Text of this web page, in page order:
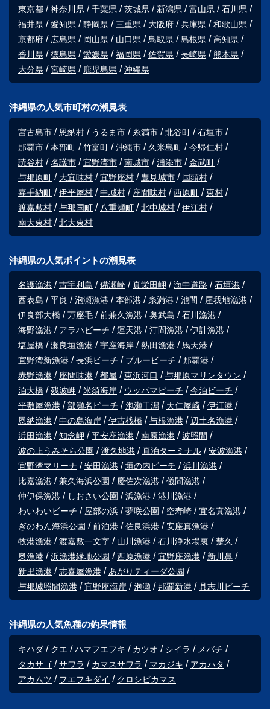
東京都
神奈川県 千葉県 茨城県 新潟県 富山県
石川県
福井県
愛知県 静岡県 三重県 大阪府 兵庫県
和歌山県
京都府
広島県 岡山県 山口県 鳥取県 島根県
高知県
香川県
徳島県 愛媛県 福岡県 佐賀県 長崎県
熊本県
大分県
宮崎県 鹿児島県 沖縄県
沖縄県の人気市町村の潮見表
宮古島市 恩納村 うるま市 糸満市 北谷町
石垣市
那覇市
本部町 竹富町 沖縄市 久米島町
今帰仁村
読谷村
名護市 宜野湾市 南城市 浦添市
金武町
与那原町
大宜味村 宜野座村 豊見城市
国頭村
嘉手納町
伊平屋村 中城村 座間味村 西原町
東村
渡嘉敷村
与那国町 八重瀬町 北中城村
伊江村
南大東村
北大東村
沖縄県の人気ポイントの潮見表
名護漁港 古宇利島 備瀬崎 真栄田岬 海中道路
石垣港
西表島
平良 泡瀬漁港 本部港 糸満港 池間
屋我地漁港
伊良部大橋
万座毛 前兼久漁港 奥武島
石川漁港
海野漁港
アラハビーチ 運天港 汀間漁港
伊計漁港
塩屋橋
瀬良垣漁港 宇座海岸 熱田漁港
馬天港
宜野湾新漁港
長浜ビーチ ブルービーチ
那覇港
赤野漁港
座間味港 都屋 東浜河口
与那原マリンタウン
泊大橋
残波岬 米須海岸 ウッパマビーチ
今泊ビーチ
平敷屋漁港
部瀬名ビーチ 泡瀬干潟 天仁屋崎
伊江港
恩納漁港
中の島海岸 伊古桟橋 与根漁港
辺土名漁港
浜田漁港
知念岬 平安座漁港 南原漁港
波照間
波の上うみそら公園
渡久地港 真泊ターミナル
安波漁港
宜野湾マリーナ
安田漁港 垣の内ビーチ
浜川漁港
比嘉漁港
兼久海浜公園 慶佐次漁港
儀間漁港
仲伊保漁港
しおさい公園 浜漁港
港川漁港
わいわいビーチ
屋部の浜 夢咲公園 空寿崎
宜名真漁港
ぎのわん海浜公園
前泊港 佐良浜港
安座真漁港
牧港漁港
渡嘉敷一文字 山川漁港 石川浄水場裏
楚久
奥漁港
浜漁港緑地公園 西原漁港 宜野座漁港
新川鼻
新里漁港
志喜屋漁港
あがりティーダ公園
与那城照間漁港
宜野座海岸 泡瀬 那覇新港 具志川ビーチ
沖縄県の人気魚種の釣果情報
キハダ クエ ハマフエフキ カツオ シイラ
メバチ
タカサゴ
サワラ カマスサワラ マカジキ
アカハタ
アカムツ
フエフキダイ クロシビカマス